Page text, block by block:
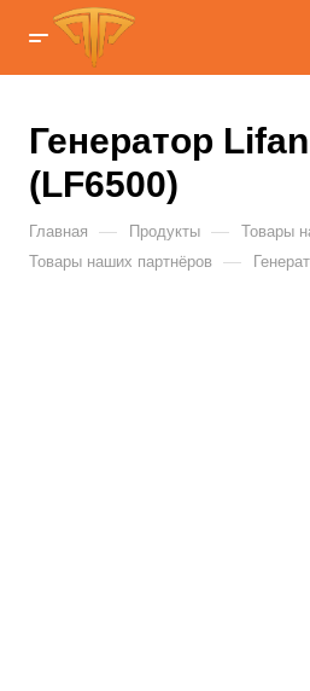
Генератор
(LF6500)
Главная — Продукты — Товары
Товары наших партнёров —